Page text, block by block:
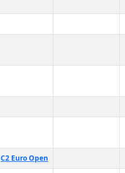
C2 Euro Open